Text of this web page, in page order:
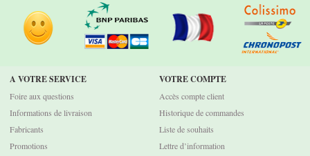
A VOTRE SERVICE
Foire aux questions
Informations de livraison
Fabricants
Promotions
VOTRE COMPTE
Accès compte client
Historique de commandes
Liste de souhaits
Lettre d’information